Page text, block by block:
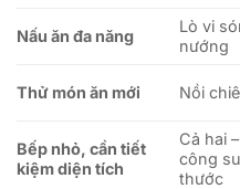
Nấu ăn đa năng
Lò vi
nướng
Thử món ăn mới Nồi
Bếp nhỏ, cần tiết
kiệm diện tích
Cả hai
công
thước